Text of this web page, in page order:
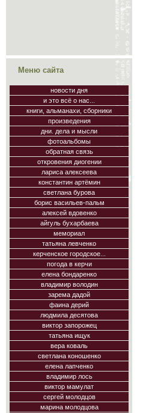
Меню сайта
новости дня
и это всё о нас...
книги, альманахи, сборники
произведения
дни. дела и мысли
фотоальбомы
обратная связь
откровения диогении
лариса алексеева
константин артёмин
светлана бурова
борис васильев-пальм
алексей вдовенко
айгуль бухарбаева
мемориал
татьяна левченко
керченское городское...
погода в керчи
елена бондаренко
владимир володин
зарема дадой
фаина дерий
людмила десятова
виктор запорожец
татьяна ищук
вера коваль
светлана коношенко
елена лапченко
владимир лось
виктор мамулат
сергей молодцов
марина молодцова